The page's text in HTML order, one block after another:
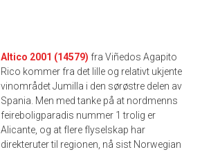
Altico 2001 (14579) fra Viñedos Agapito
Rico kommer fra det lille og relativt ukjente
vinområdet Jumilla i den sørøstre delen av
Spania. Men med tanke på at nordmenns
feireboligparadis nummer 1 trolig er
Alicante, og at flere flyselskap har
direkteruter til regionen, nå sist Norwegian